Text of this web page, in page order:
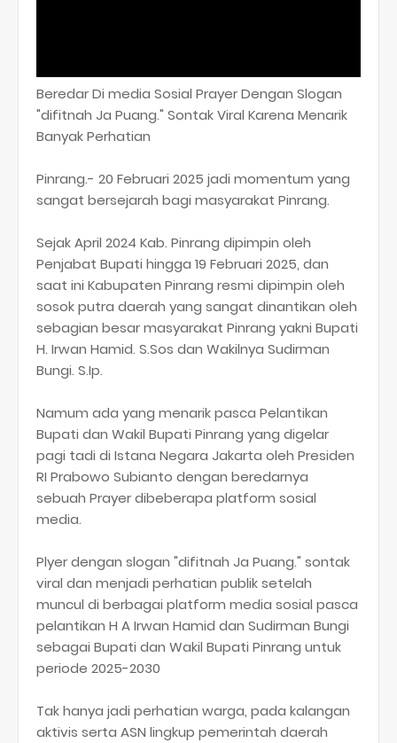
Beredar Di media Sosial Prayer Dengan Slogan
"difitnah Ja Puang." Sontak Viral Karena Menarik
Banyak Perhatian
Pinrang.- 20 Februari 2025 jadi momentum yang
sangat bersejarah bagi masyarakat Pinrang.
Sejak April 2024 Kab. Pinrang dipimpin oleh
Penjabat Bupati hingga 19 Februari 2025, dan
saat ini Kabupaten Pinrang resmi dipimpin oleh
sosok putra daerah yang sangat dinantikan oleh
sebagian besar masyarakat Pinrang yakni Bupati
H. Irwan Hamid. S.Sos dan Wakilnya Sudirman
Bungi. S.Ip.
Namum ada yang menarik pasca Pelantikan
Bupati dan Wakil Bupati Pinrang yang digelar
pagi tadi di Istana Negara Jakarta oleh Presiden
RI Prabowo Subianto dengan beredarnya
sebuah Prayer dibeberapa platform sosial
media.
Plyer dengan slogan "difitnah Ja Puang." sontak
viral dan menjadi perhatian publik setelah
muncul di berbagai platform media sosial pasca
pelantikan H A Irwan Hamid dan Sudirman Bungi
sebagai Bupati dan Wakil Bupati Pinrang untuk
periode 2025-2030
Tak hanya jadi perhatian warga, pada kalangan
aktivis serta ASN lingkup pemerintah daerah